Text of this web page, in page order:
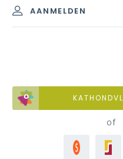
AANMELDEN
of